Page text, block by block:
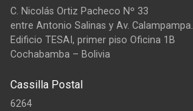
C. Nicolás Ortiz Pacheco Nº 33
entre Antonio Salinas y Av. Calampampa.
Edificio TESAI, primer piso Oficina 1B
Cochabamba – Bolivia
Cassilla Postal
6264